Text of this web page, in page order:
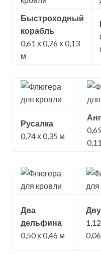
Быстроходный
корабль
0,61 х 0,76 х 0,13
м
Русалка
0,74 х 0,35 м
Два
дельфина
0,50 х 0,46 м